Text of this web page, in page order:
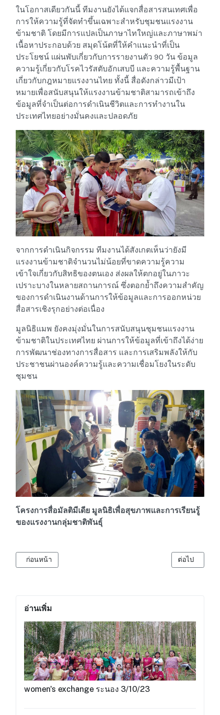
อ่านเพิ่ม
women's exchange ระนอง 3/10/23
ในโอกาสเดียวกันนี้ ทีมงานยังได้แจกสื่อสารสนเทศเพื่อ
การให้ความรู้ที่จัดทำขึ้นเฉพาะสำหรับชุมชนแรงงาน
ข้ามชาติ โดยมีการแปลเป็นภาษาไทใหญ่และภาษาพม่า
เนื้อหาประกอบด้วย สมุดโน้ตที่ให้คำแนะนำที่เป็น
ประโยชน์ แผ่นพับเกี่ยวกับการรายงานตัว 90 วัน ข้อมูล
ความรู้เกี่ยวกับโรคไวรัสตับอักเสบบี และความรู้พื้นฐาน
เกี่ยวกับกฎหมายแรงงานไทย ทั้งนี้ สื่อดังกล่าวมีเป้า
หมายเพื่อสนับสนุนให้แรงงานข้ามชาติสามารถเข้าถึง
ข้อมูลที่จำเป็นต่อการดำเนินชีวิตและการทำงานใน
ประเทศไทยอย่างมั่นคงและปลอดภัย
จากการดำเนินกิจกรรม ทีมงานได้สังเกตเห็นว่ายังมี
แรงงานข้ามชาติจำนวนไม่น้อยที่ขาดความรู้ความ
เข้าใจเกี่ยวกับสิทธิของตนเอง ส่งผลให้ตกอยู่ในภาวะ
เปราะบางในหลายสถานการณ์ ซึ่งตอกย้ำถึงความสำคัญ
ของการดำเนินงานด้านการให้ข้อมูลและการออกหน่วย
สื่อสารเชิงรุกอย่างต่อเนื่อง
มูลนิธิแมพ ยังคงมุ่งมั่นในการสนับสนุนชุมชนแรงงาน
ข้ามชาติในประเทศไทย ผ่านการให้ข้อมูลที่เข้าถึงได้ง่าย
การพัฒนาช่องทางการสื่อสาร และการเสริมพลังให้กับ
ประชาชนผ่านองค์ความรู้และความเชื่อมโยงในระดับ
ชุมชน
โครงการสื่อมัลติมีเดีย มูลนิธิเพื่อสุขภาพและการเรียนรู้
ของแรงงานกลุ่มชาติพันธุ์
เนื้อหาก่อนหน้า: เครือข่ายแรงงานภาคเหนือจัดกิจกรรมวันแรงง
ก่อนหน้า เนื้อหาถัดไป:
ต่อไป